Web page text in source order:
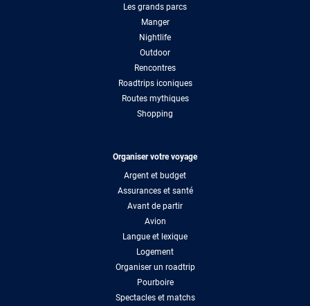
Les grands parcs
Manger
Nightlife
Outdoor
Rencontres
Roadtrips iconiques
Routes mythiques
Shopping
Organiser votre voyage
Argent et budget
Assurances et santé
Avant de partir
Avion
Langue et lexique
Logement
Organiser un roadtrip
Pourboire
Spectacles et matchs